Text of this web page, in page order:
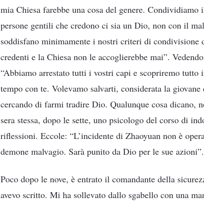
mia Chiesa farebbe una cosa del genere.
persone gentili che credono ci sia un Dio, non con il
soddisfano minimamente i nostri criteri di condivisione
credenti e la Chiesa non le accoglierebbe mai”.
“Abbiamo arrestato tutti i vostri capi e scopriremo tutto
tempo con te. Volevamo salvarti, considerata la
cercando di farmi tradire Dio. Qualunque cosa
sera stessa, dopo le sette, uno psicologo del corso di
riflessioni. Eccole: “L’incidente di Zhaoyuan non è
demone malvagio. Sarà punito da Dio per le sue azioni”.
Poco dopo le nove, è entrato il comandante della
avevo scritto. Mi ha sollevato dallo sgabello con una